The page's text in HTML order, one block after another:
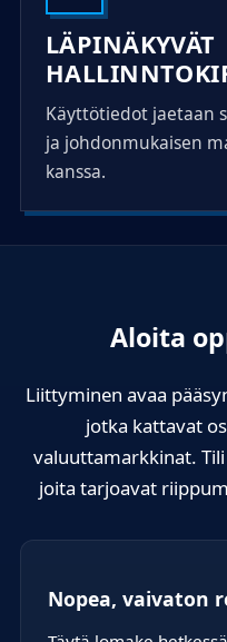
LÄPINÄKYVÄT
Käyttötiedot jaetaan
ja johdonmukaisen
kanssa.
Aloita
Liittyminen avaa
jotka kattavat
valuuttamarkkinat.
joita tarjoavat
Nopea, vaivaton